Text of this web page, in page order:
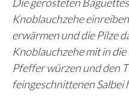
Knoblauchzehe
erwärmen und die Pilze
Knoblauchzehe mit in
Pfeffer würzen und den
feingeschnittenen Salbei